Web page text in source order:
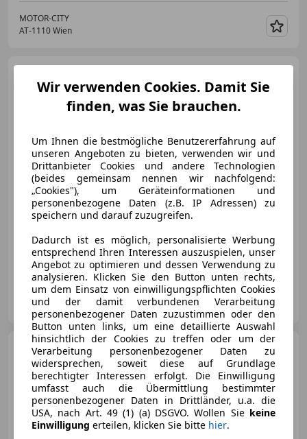
MOTOR-CITY
AT-1110 Wien
quattro S line
€ 46 790
Neu 07/2024 26 741 km Diesel
150 kW (204 PS)
Autohero Center Penzing
AT-1140 Wien
Audi Q5
40 TDI Mild-Hybrid
quattro S line
€ 40 690
Wir verwenden Cookies. Damit Sie
finden, was Sie brauchen.
Um Ihnen die bestmögliche Benutzererfahrung auf
unseren Angeboten zu bieten, verwenden wir und
Drittanbieter Cookies und andere Technologien
(beides gemeinsam nennen wir nachfolgend:
„Cookies"), um Geräteinformationen und
personenbezogene Daten (z.B. IP Adressen) zu
speichern und darauf zuzugreifen.
Dadurch ist es möglich, personalisierte Werbung
entsprechend Ihren Interessen auszuspielen, unser
Angebot zu optimieren und dessen Verwendung zu
analysieren. Klicken Sie den Button unten rechts,
um dem Einsatz von einwilligungspflichten Cookies
und der damit verbundenen Verarbeitung
personenbezogener Daten zuzustimmen oder den
Button unten links, um eine detaillierte Auswahl
hinsichtlich der Cookies zu treffen oder um der
Verarbeitung personenbezogener Daten zu
widersprechen, soweit diese auf Grundlage
berechtigter Interessen erfolgt. Die Einwilligung
umfasst auch die Übermittlung bestimmter
personenbezogener Daten in Drittländer, u.a. die
USA, nach Art. 49 (1) (a) DSGVO. Wollen Sie keine
Einwilligung erteilen, klicken Sie bitte hier.